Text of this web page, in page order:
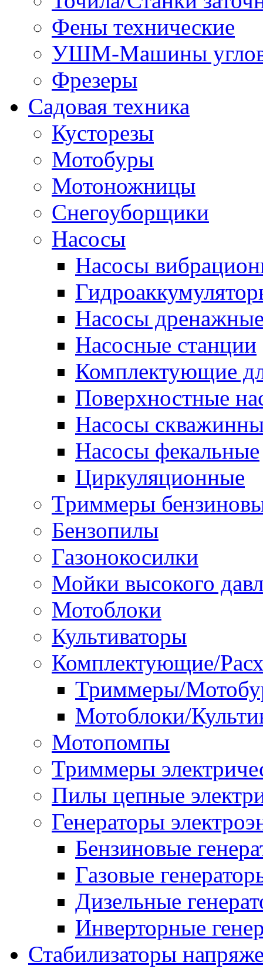
Фены технические
УШМ-Машины
Фрезеры
Садовая техника
Кусторезы
Мотобуры
Мотоножницы
Снегоуборщики
Насосы
Насосы
Насосы
Насосные станции
Комплектующие
Поверхностные
Насосы
Насосы фекальные
Циркуляционные
Триммеры
Бензопилы
Газонокосилки
Мойки высокого
Мотоблоки
Культиваторы
Комплектующие/
Триммеры/
Мотоблоки/
Мотопомпы
Триммеры
Пилы цепные
Генераторы
Бензиновые
Газовые
Дизельные
Инверторные
Стабилизаторы